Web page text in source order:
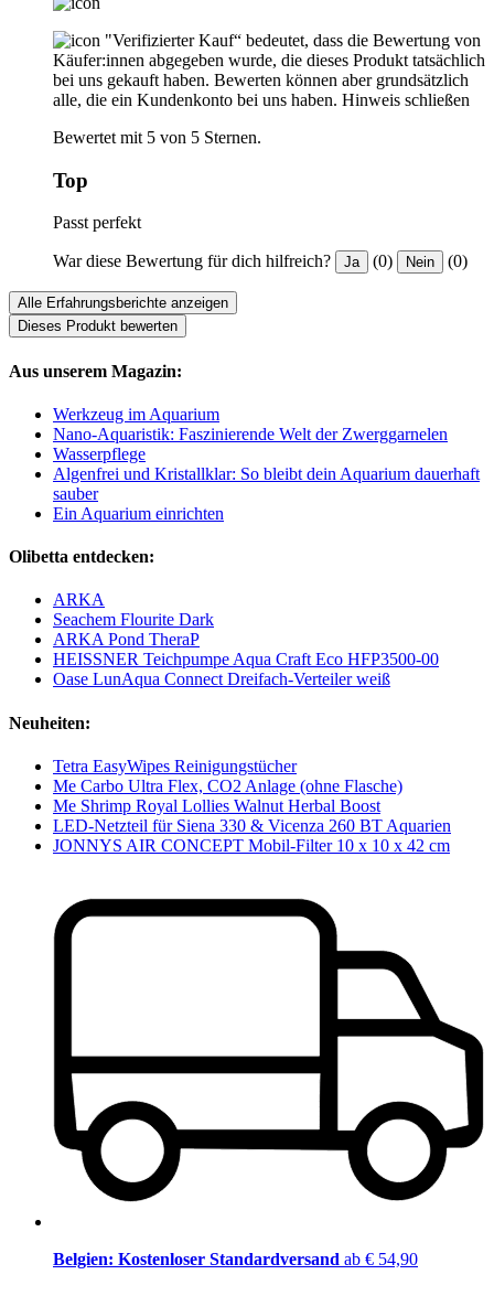
"Verifizierter Kauf“ bedeutet, dass die Bewertung von
Käufer:innen abgegeben wurde, die dieses Produkt tatsächlich
bei uns gekauft haben. Bewerten können aber grundsätzlich
alle, die ein Kundenkonto bei uns haben. Hinweis schließen
Bewertet mit 5 von 5 Sternen.
Top
Passt perfekt
War diese Bewertung für dich hilfreich? Ja (0) Nein (0)
Alle Erfahrungsberichte anzeigen
Dieses Produkt bewerten
Aus unserem Magazin:
Werkzeug im Aquarium
Nano-Aquaristik: Faszinierende Welt der Zwerggarnelen
Wasserpflege
Algenfrei und Kristallklar: So bleibt dein Aquarium dauerhaft
sauber
Ein Aquarium einrichten
Olibetta entdecken:
ARKA
Seachem Flourite Dark
ARKA Pond TheraP
HEISSNER Teichpumpe Aqua Craft Eco HFP3500-00
Oase LunAqua Connect Dreifach-Verteiler weiß
Neuheiten:
Tetra EasyWipes Reinigungstücher
Me Carbo Ultra Flex, CO2 Anlage (ohne Flasche)
Me Shrimp Royal Lollies Walnut Herbal Boost
LED-Netzteil für Siena 330 & Vicenza 260 BT Aquarien
JONNYS AIR CONCEPT Mobil-Filter 10 x 10 x 42 cm
Belgien: Kostenloser Standardversand ab € 54,90